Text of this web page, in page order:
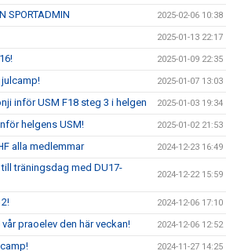
SPORTADMIN 2025-02-06 10:38
2025-01-13 22:17
2025-01-09 22:35
julcamp! 2025-01-07 13:03
inför USM F18 steg 3 i helgen 2025-01-03 19:34
helgens USM! 2025-01-02 21:53
alla medlemmar 2024-12-23 16:49
träningsdag med DU17-
2024-12-22 15:59
2024-12-06 17:10
praoelev den här veckan! 2024-12-06 12:52
2024-11-27 14:25